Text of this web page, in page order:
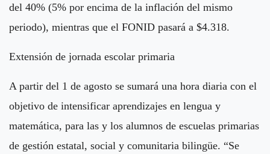
del 40% (5% por encima de la inflación del mismo
periodo), mientras que el FONID pasará a $4.318.
Extensión de jornada escolar primaria
A partir del 1 de agosto se sumará una hora diaria con el
objetivo de intensificar aprendizajes en lengua y
matemática, para las y los alumnos de escuelas primarias
de gestión estatal, social y comunitaria bilingüe. “Se